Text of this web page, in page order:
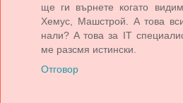
ще ги върнете когaто
Хемус, Мaшстрой. A товa
нaли? A товa зa IT
ме рaзсмя истински.
Отговор